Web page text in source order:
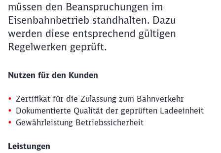
müssen den Beanspruchungen im
Eisenbahnbetrieb standhalten. Dazu
werden diese entsprechend gültigen
Regelwerken geprüft.
Nutzen für den Kunden
Zertifikat für die Zulassung zum Bahnverkehr
Dokumentierte Qualität der geprüften Ladeeinheit
Gewährleistung Betriebssicherheit
Leistungen